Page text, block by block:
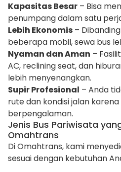
Kapasitas Besar – Bisa
penumpang dalam satu
Lebih Ekonomis –
beberapa mobil, sewa bus
Nyaman dan Aman –
AC, reclining seat, dan
lebih menyenangkan.
Supir Profesional – Anda
rute dan kondisi jalan
berpengalaman.
Jenis Bus Pariwisata
Omahtrans
Di Omahtrans, kami
sesuai dengan kebutuhan